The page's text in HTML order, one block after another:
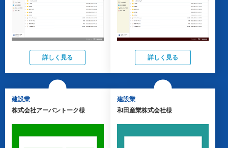
詳しく見る 詳しく見る
建設業
株式会社アーバントーク様
建設業
和田産業株式会社様